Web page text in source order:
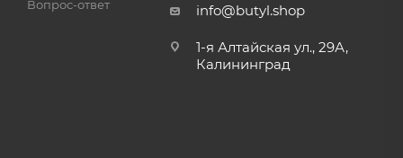
Вопрос-ответ info@butyl.shop
1-я Алтайская ул., 29А,
Калининград